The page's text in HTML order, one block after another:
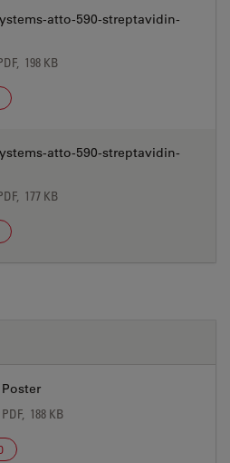
atto-590-streptavidin-
198 KB
atto-590-streptavidin-
177 KB
PDF, 188 KB